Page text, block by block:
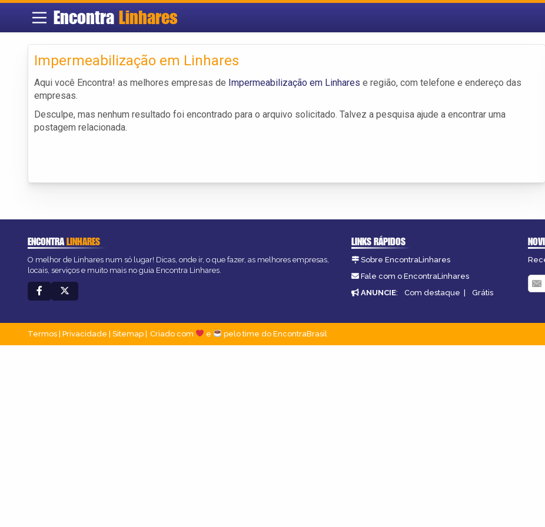
Encontra Linhares
Impermeabilização em Linhares
Aqui você Encontra! as melhores empresas de Impermeabilização em Linhares e região, com telefone e endereço das
empresas.
Desculpe, mas nenhum resultado foi encontrado para o arquivo solicitado. Talvez a pesquisa ajude a encontrar uma
postagem relacionada.
ENCONTRALINHARES
O melhor de Linhares num só lugar! Dicas, onde ir, o que fazer, as melhores empresas,
locais, serviços e muito mais no guia Encontra Linhares.
LINKS RÁPIDOS
Sobre EncontraLinhares
Fale com o EncontraLinhares
ANUNCIE: Com destaque | Grátis
Termos Privacidade Sitemap Criado com e pelo time do EncontraBrasil